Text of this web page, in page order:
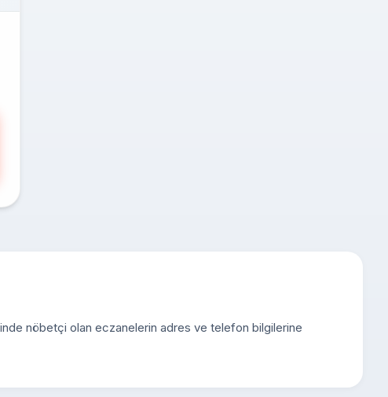
nöbetçi olan eczanelerin adres ve telefon bilgilerine